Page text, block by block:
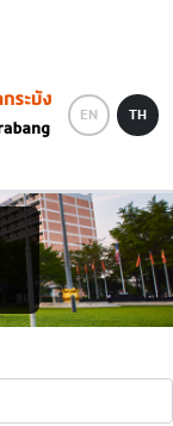
EN TH